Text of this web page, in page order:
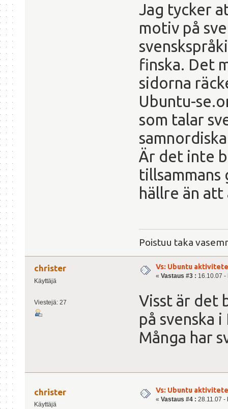
Jag tycker
motiv på
finska. Det
sidorna
Ubuntu-
som talar
Är det inte
tillsammans
hällre än
Poistuu taka
christer
Käyttäjä
Viestejä: 27
Vs: Ubuntu
« Vastaus #3 : 16.10.07 -
Visst är det
på svenska
Många har
christer
Käyttäjä
Vs: Ubuntu
« Vastaus #4 : 28.11.07 -